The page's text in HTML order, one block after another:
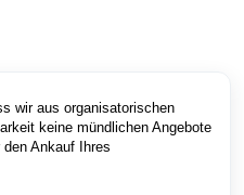
wir aus organisatorischen
keine mündlichen Angebote
Ankauf Ihres